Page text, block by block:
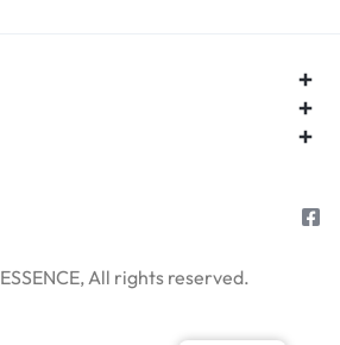
All rights reserved.